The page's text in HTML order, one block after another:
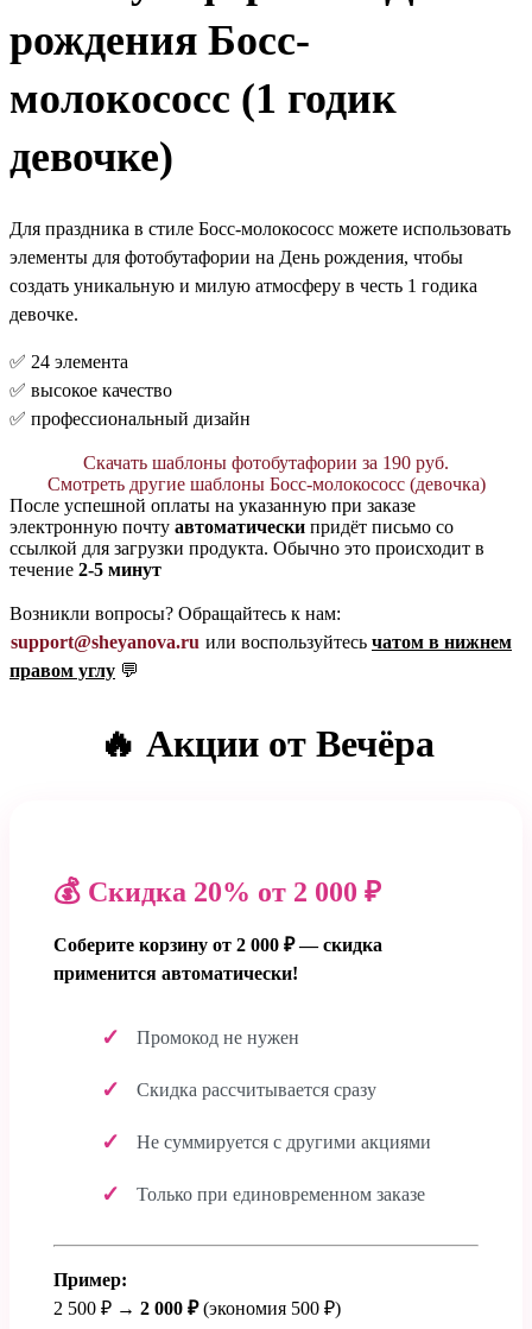
рождения Босс-
молокососс (1 годик
девочке)
Для праздника в стиле Босс-молокососс можете использовать
элементы для фотобутафории на День рождения, чтобы
создать уникальную и милую атмосферу в честь 1 годика
девочке.
✅ 24 элемента
✅ высокое качество
✅ профессиональный дизайн
Скачать шаблоны фотобутафории за 190 руб.
Смотреть другие шаблоны Босс-молокососс (девочка)
После успешной оплаты на указанную при заказе
электронную почту автоматически придёт письмо со
ссылкой для загрузки продукта. Обычно это происходит в
течение 2-5 минут
Возникли вопросы? Обращайтесь к нам:
support@sheyanova.ru или воспользуйтесь чатом в нижнем
правом углу 💬
🔥 Акции от Вечёра
💰 Скидка 20% от 2 000 ₽
Соберите корзину от 2 000 ₽ — скидка
применится автоматически!
Промокод не нужен
Скидка рассчитывается сразу
Не суммируется с другими акциями
Только при единовременном заказе
Пример:
2 500 ₽ → 2 000 ₽(экономия 500 ₽)